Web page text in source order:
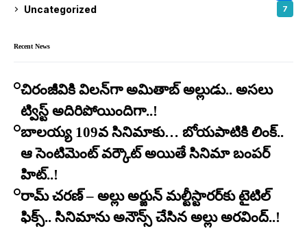
Uncategorized 7
Recent News
చిరంజీవికి విలన్‌గా అమితాబ్ అల్లుడు.. అసలు
ట్విస్ట్ అదిరిపోయిందిగా..!
బాలయ్య 109వ సినిమాకు… బోయపాటికి లింక్..
ఆ సెంటిమెంట్ వర్కౌట్ అయితే సినిమా బంపర్
హిట్..!
రామ్ చరణ్ – అల్లు అర్జున్ మల్టీస్టారర్​కు టైటిల్
ఫిక్స్.. సినిమాను అనౌన్స్ చేసిన అల్లు అరవింద్..!